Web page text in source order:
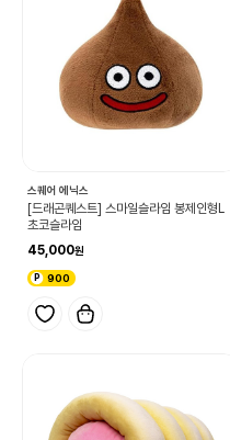
스퀘어 에닉스
[드래곤퀘스트] 스마일슬라임 봉제인형L
초코슬라임
45,000
900